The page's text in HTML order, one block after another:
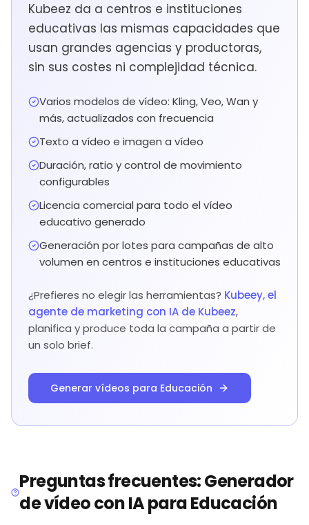
Kubeez da a centros e instituciones
educativas las mismas capacidades que
usan grandes agencias y productoras,
sin sus costes ni complejidad técnica.
Varios modelos de vídeo: Kling, Veo, Wan y
más, actualizados con frecuencia
Texto a vídeo e imagen a vídeo
Duración, ratio y control de movimiento
configurables
Licencia comercial para todo el vídeo
educativo generado
Generación por lotes para campañas de alto
volumen en centros e instituciones educativas
¿Prefieres no elegir las herramientas? Kubeey, el
agente de marketing con IA de Kubeez,
planifica y produce toda la campaña a partir de
un solo brief.
Generar vídeos para Educación
Preguntas frecuentes: Generador
de vídeo con IA para Educación